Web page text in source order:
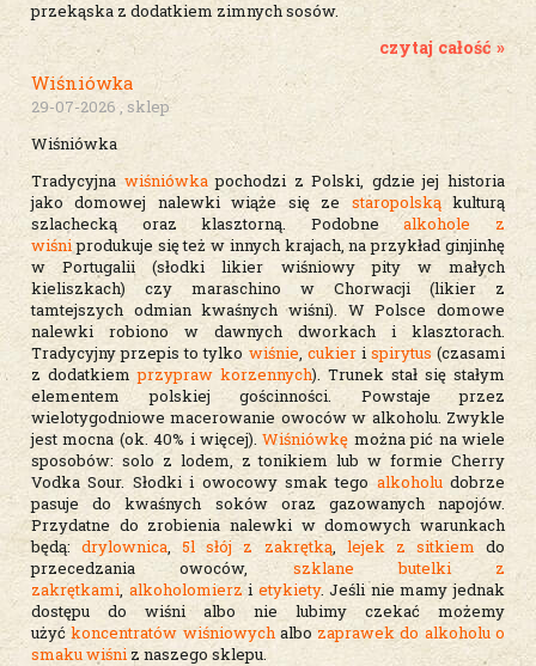
przekąska z dodatkiem zimnych sosów.
czytaj całość »
Wiśniówka
29-07-2026 , sklep
Wiśniówka
Tradycyjna wiśniówkapochodzi z Polski, gdzie jej historia
jako domowej nalewki wiąże się ze staropolskąkulturą
szlachecką oraz klasztorną. Podobnealkohole z
wiśniprodukuje się też w innych krajach, na przykład ginjinhę
w Portugalii (słodki likier wiśniowy pity w małych
kieliszkach) czy maraschino w Chorwacji (likier z
tamtejszych odmian kwaśnych wiśni). W Polsce domowe
nalewki robiono w dawnych dworkach i klasztorach.
Tradycyjny przepis to tylko wiśnie, cukieri spirytus (czasami
z dodatkiemprzypraw korzennych). Trunek stał się stałym
elementem polskiej gościnności. Powstaje przez
wielotygodniowe macerowanie owoców w alkoholu. Zwykle
jest mocna (ok. 40% i więcej).Wiśniówkę można pić na wiele
sposobów: solo z lodem, z tonikiem lub w formie Cherry
Vodka Sour. Słodki i owocowy smak tego alkoholu dobrze
pasuje do kwaśnych soków oraz gazowanych napojów.
Przydatne do zrobienia nalewki w domowych warunkach
będą:drylownica,5l słój z zakrętką,lejek z sitkiem do
przecedzania owoców, szklane butelki z
zakrętkami, alkoholomierzi etykiety. Jeśli nie mamy jednak
dostępu do wiśni albo nie lubimy czekać możemy
użyćkoncentratów wiśniowychalbo zaprawek do alkoholu o
smaku wiśni z naszego sklepu.